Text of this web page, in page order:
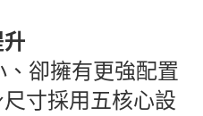
卻擁有更強配置
寸採用五核心設